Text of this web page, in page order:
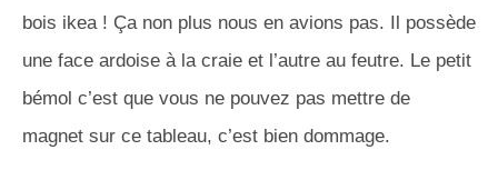
bois ikea ! Ça non plus nous en avions pas. Il possède
une face ardoise à la craie et l’autre au feutre. Le petit
bémol c’est que vous ne pouvez pas mettre de
magnet sur ce tableau, c’est bien dommage.